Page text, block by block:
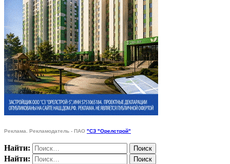
Реклама. Рекламодатель - ПАО "СЗ "Орелстрой"
Найти:
Найти: